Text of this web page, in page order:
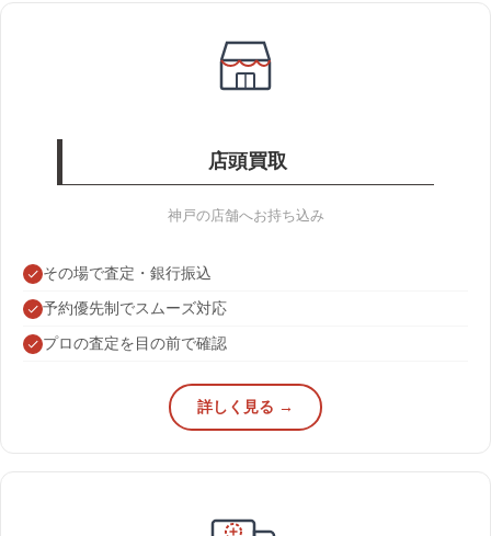
店頭買取
神戸の店舗へお持ち込み
その場で査定・銀行振込
予約優先制でスムーズ対応
プロの査定を目の前で確認
詳しく見る →